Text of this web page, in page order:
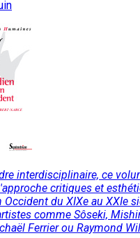
interdisciplinaire, ce
critiques et
Occident du XIXe au XXIe
comme Sôseki,
Ferrier ou Raymond